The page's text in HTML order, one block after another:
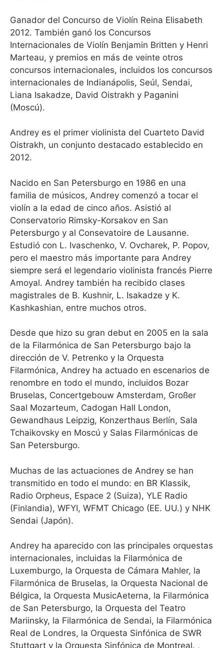
Ganador del Concurso de Violín Reina Elisabeth
2012. También ganó los Concursos
Internacionales de Violín Benjamin Britten y Henri
Marteau, y premios en más de veinte otros
concursos internacionales, incluidos los concursos
internacionales de Indianápolis, Seúl, Sendai,
Liana Isakadze, David Oistrakh y Paganini
(Moscú).
Andrey es el primer violinista del Cuarteto David
Oistrakh, un conjunto destacado establecido en
2012.
Nacido en San Petersburgo en 1986 en una
familia de músicos, Andrey comenzó a tocar el
violín a la edad de cinco años. Asistió al
Conservatorio Rimsky-Korsakov en San
Petersburgo y al Consevatoire de Lausanne.
Estudió con L. Ivaschenko, V. Ovcharek, P. Popov,
pero el maestro más importante para Andrey
siempre será el legendario violinista francés Pierre
Amoyal. Andrey también ha recibido clases
magistrales de B. Kushnir, L. Isakadze y K.
Kashkashian, entre muchos otros.
Desde que hizo su gran debut en 2005 en la sala
de la Filarmónica de San Petersburgo bajo la
dirección de V. Petrenko y la Orquesta
Filarmónica, Andrey ha actuado en escenarios de
renombre en todo el mundo, incluidos Bozar
Bruselas, Concertgebouw Amsterdam, Großer
Saal Mozarteum, Cadogan Hall London,
Gewandhaus Leipzig, Konzerthaus Berlín, Sala
Tchaikovsky en Moscú y Salas Filarmónicas de
San Petersburgo.
Muchas de las actuaciones de Andrey se han
transmitido en todo el mundo: en BR Klassik,
Radio Orpheus, Espace 2 (Suiza), YLE Radio
(Finlandia), WFYI, WFMT Chicago (EE. UU.) y NHK
Sendai (Japón).
Andrey ha aparecido con las principales orquestas
internacionales, incluidas la Filarmónica de
Luxemburgo, la Orquesta de Cámara Mahler, la
Filarmónica de Bruselas, la Orquesta Nacional de
Bélgica, la Orquesta MusicAeterna, la Filarmónica
de San Petersburgo, la Orquesta del Teatro
Mariinsky, la Filarmónica de Sendai, la Filarmónica
Real de Londres, la Orquesta Sinfónica de SWR
Stuttgart y la Orquesta Sinfónica de Montreal. ,